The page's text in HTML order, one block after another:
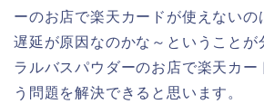
ーのお店で楽天カードが使えないの
遅延が原因なのかな～ということが
ラルバスパウダーのお店で楽天カー
う問題を解決できると思います。